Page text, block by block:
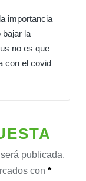
importancia
bajar la
no es que
con el covid
publicada.
con *